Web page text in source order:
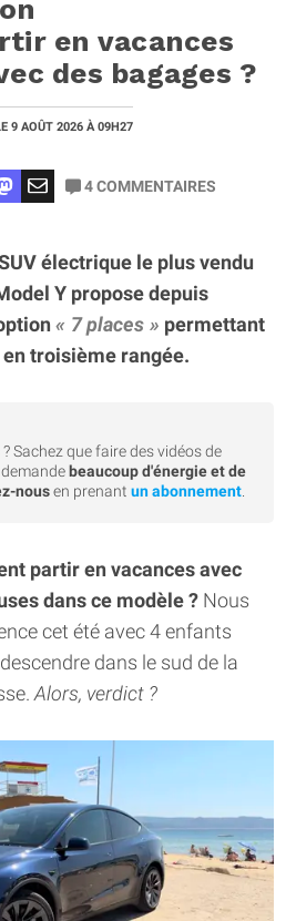
en vacances
des bagages ?
9 AOÛT 2026 À 09H27
4COMMENTAIRES
électrique le plus vendu
Y propose depuis
7 places
permettant
troisième rangée.
Sachez que faire des vidéos de
beaucoup d'énergie et de
nousen prenant un abonnement
partir en vacances avec
dans ce modèle ? Nous
cet été avec 4 enfants
dans le sud de la
Alors, verdict ?